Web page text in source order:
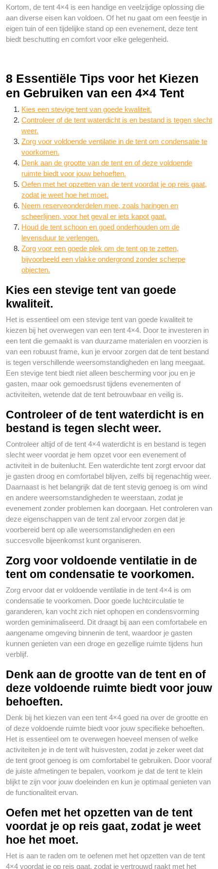
Kortom, de tent 4×4 is een handige en veelzijdige oplossing die
aan diverse eisen kan voldoen. Of het nu gaat om een feestje in
eigen tuin of een tijdelijke stand op een evenement, deze tent
biedt beschutting en comfort voor elke gelegenheid.
8 Essentiële Tips voor het Kiezen
en Gebruiken van een 4×4 Tent
Kies een stevige tent van goede kwaliteit.
Controleer of de tent waterdicht is en bestand is tegen slecht
weer.
Zorg voor voldoende ventilatie in de tent om condensatie te
voorkomen.
Denk aan de grootte van de tent en of deze voldoende
ruimte biedt voor jouw behoeften.
Oefen met het opzetten van de tent voordat je op reis gaat,
zodat je weet hoe het moet.
Neem reserveonderdelen mee, zoals haringen en
scheerlijnen, voor het geval er iets kapot gaat.
Houd de tent schoon en goed onderhouden om de
levensduur te verlengen.
Zorg voor een goede plek om de tent op te zetten,
bijvoorbeeld een vlakke ondergrond zonder scherpe
objecten.
Kies een stevige tent van goede
kwaliteit.
Het is essentieel om een stevige tent van goede kwaliteit te
kiezen bij het overwegen van een tent 4×4. Door te investeren in
een tent die gemaakt is van duurzame materialen en voorzien is
van een robuust frame, kun je ervoor zorgen dat de tent bestand
is tegen verschillende weersomstandigheden en lang meegaat.
Een stevige tent biedt niet alleen bescherming voor jou en je
gasten, maar ook gemoedsrust tijdens evenementen of
activiteiten, wetende dat de tent betrouwbaar en veilig is.
Controleer of de tent waterdicht is en
bestand is tegen slecht weer.
Controleer altijd of de tent 4×4 waterdicht is en bestand is tegen
slecht weer voordat je hem opzet voor een evenement of
activiteit in de buitenlucht. Een waterdichte tent zorgt ervoor dat
je gasten droog en comfortabel blijven, zelfs bij regenachtig weer.
Daarnaast is het belangrijk dat de tent stevig genoeg is om wind
en andere weersomstandigheden te weerstaan, zodat je
evenement zonder problemen kan doorgaan. Het controleren van
deze eigenschappen van de tent zal ervoor zorgen dat je
voorbereid bent op alle weersomstandigheden en een
succesvolle bijeenkomst kunt organiseren.
Zorg voor voldoende ventilatie in de
tent om condensatie te voorkomen.
Zorg ervoor dat er voldoende ventilatie in de tent 4×4 is om
condensatie te voorkomen. Door goede luchtcirculatie te
garanderen, kan vocht zich niet ophopen en condensvorming
worden geminimaliseerd. Dit draagt bij aan een comfortabele en
aangename omgeving binnenin de tent, waardoor je gasten
kunnen genieten van een droge en gezellige ruimte tijdens hun
verblijf.
Denk aan de grootte van de tent en of
deze voldoende ruimte biedt voor jouw
behoeften.
Denk bij het kiezen van een tent 4×4 goed na over de grootte en
of deze voldoende ruimte biedt voor jouw specifieke behoeften.
Het is essentieel om te overwegen hoeveel mensen of welke
activiteiten je in de tent wilt huisvesten, zodat je zeker weet dat
de tent groot genoeg is om comfortabel te gebruiken. Door vooraf
de juiste afmetingen te bepalen, voorkom je dat de tent te klein
blijkt te zijn voor jouw doeleinden en kun je optimaal genieten van
de functionaliteit ervan.
Oefen met het opzetten van de tent
voordat je op reis gaat, zodat je weet
hoe het moet.
Het is aan te raden om te oefenen met het opzetten van de tent
4×4 voordat je op reis gaat, zodat je vertrouwd raakt met het